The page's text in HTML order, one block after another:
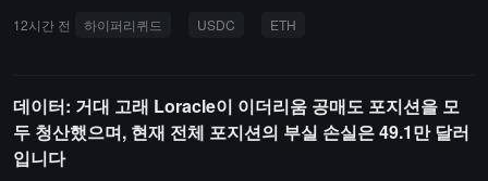
이익을 실현했습니다; 이후 34시간에 걸쳐 TWAP를 통해 2.5만 개의
12시간 전 하이퍼리퀴드 USDC ETH
데이터: 거대 고래 Loracle이 이더리움 공매도 포지션을 모
두 청산했으며, 현재 전체 포지션의 부실 손실은 49.1만 달러
입니다